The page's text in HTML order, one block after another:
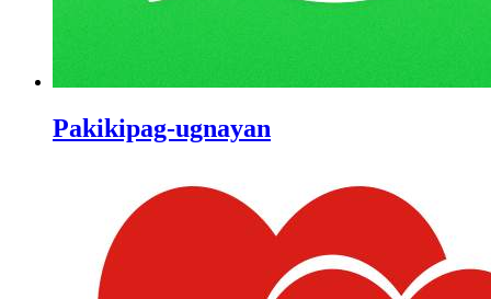
Pakikipag-ugnayan